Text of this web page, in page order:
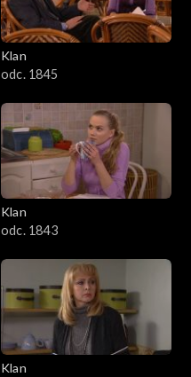
Klan
odc. 1845
Klan
odc. 1843
Klan